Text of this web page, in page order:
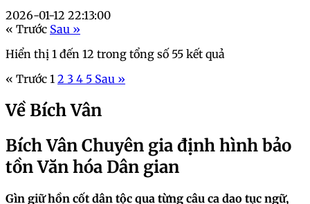
2026-01-12 22:13:00
« Trước Sau »
Hiển thị 1 đến 12 trong tổng số 55 kết quả
« Trước 1 2 3 4 5 Sau »
Về Bích Vân
Bích Vân Chuyên gia định hình bảo
tồn Văn hóa Dân gian
Gìn giữ hồn cốt dân tộc qua từng câu ca dao tục ngữ,